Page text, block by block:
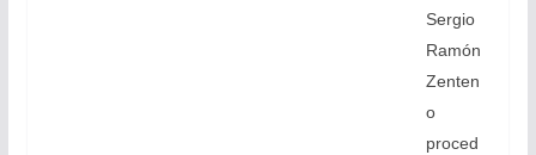
Sergio
Ramón
Zenten
o
proced